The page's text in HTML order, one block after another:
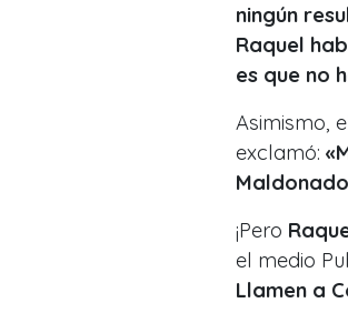
ningún
Raquel
es que no
Asimismo,
exclamó:
¡Pero
el medio
Llamen a